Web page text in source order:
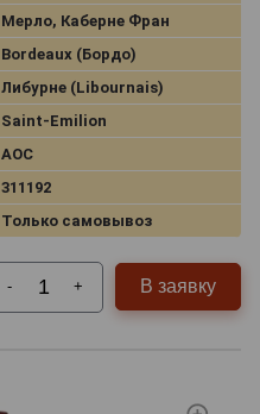
Мерло, Каберне Фран
Bordeaux (Бордо)
Либурне (Libournais)
Saint-Emilion
AOC
311192
Только самовывоз
- + В заявку